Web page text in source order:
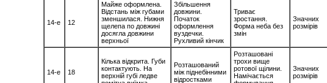
14-е 12
Майже оформлена.
Відстань між губами
зменшилася. Нижня
щелепа по довжині
досягла довжини
верхньої
Збільшення
довжини.
Початок
оформлення
вуздечки.
Рухливий кінчик
Триває
зростання.
Форма неба без
змін
Значних
розмірів
14-е 18
Кілька відкрита. Губи
контактують. На
верхній губі ледве
Розташований
між піднебінними
відростками
Розташовані
трохи вище
ротової щілини.
Намічається
Значних
розмірів